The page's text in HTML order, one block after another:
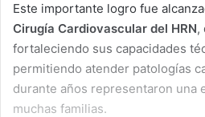
Este importante logro fue
Cirugía Cardiovascular del HRN,
fortaleciendo sus capacidades
permitiendo atender patologías
durante años representaron una
muchas familias.